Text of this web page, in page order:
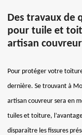
Des travaux de
pour tuile et
artisan couvreur
Pour protéger votre
dernière. Se trouvant à
artisan couvreur sera en
tuiles et toiture,
disparaître les fissures